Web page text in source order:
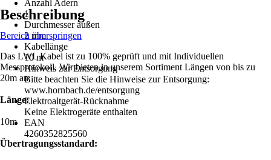
Anzahl Adern
1
Durchmesser außen
2 mm
Kabellänge
10 m
Hinweis zur Entsorgung
Bitte beachten Sie die Hinweise zur Entsorgung:
www.hornbach.de/entsorgung
Elektroaltgerät-Rücknahme
Keine Elektrogeräte enthalten
EAN
4260352825560
Beschreibung
Bereich überspringen
Das LWL Kabel ist zu 100% geprüft und mit Individuellen
Messprotokoll. Wir bieten in unserem Sortiment Längen von bis zu
20m an.
Länge:
10m
Übertragungsstandard: